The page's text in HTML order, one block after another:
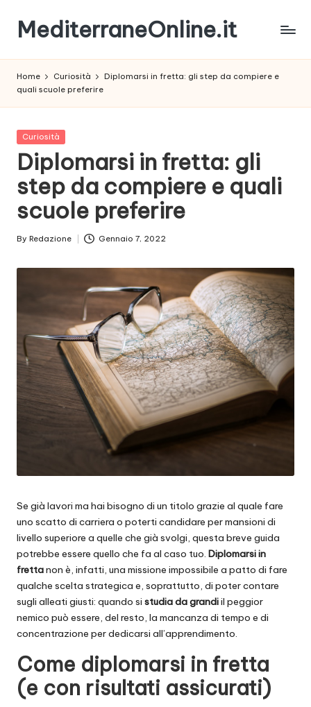
content
MediterraneOnline.it
aggiornato
nostre
News
Home Curiosità
Diplomarsi in fretta: gli step da compiere e
quali scuole preferire
Posted
Curiosità
Diplomarsi in fretta: gli
step da compiere e quali
scuole preferire
Posted
By Redazione Gennaio 7, 2022
Se già lavori ma hai bisogno di un titolo grazie al quale fare
uno scatto di carriera o poterti candidare per mansioni di
livello superiore a quelle che già svolgi, questa breve guida
potrebbe essere quello che fa al caso tuo. Diplomarsi in
frettanon è, infatti, una missione impossibile a patto di fare
qualche scelta strategica e, soprattutto, di poter contare
sugli alleati giusti: quando si studia da grandiil peggior
nemico può essere, del resto, la mancanza di tempo e di
concentrazione per dedicarsi all’apprendimento.
Come diplomarsi in fretta
(e con risultati assicurati)